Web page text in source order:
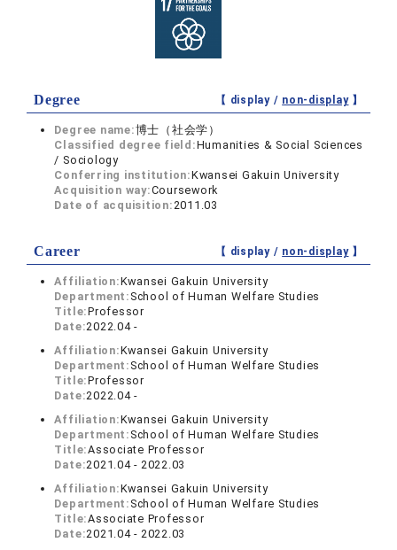
Degree 【 display / non-display】
Degree name:博士（社会学）
Classified degree field:Humanities & Social Sciences
/ Sociology
Conferring institution:Kwansei Gakuin University
Acquisition way:Coursework
Date of acquisition:2011.03
Career 【 display / non-display】
Affiliation:Kwansei Gakuin University
Department: School of Human Welfare Studies
Title:Professor
Date:2022.04 -
Affiliation:Kwansei Gakuin University
Department: School of Human Welfare Studies
Title:Professor
Date:2022.04 -
Affiliation:Kwansei Gakuin University
Department: School of Human Welfare Studies
Title:Associate Professor
Date:2021.04 - 2022.03
Affiliation:Kwansei Gakuin University
Department: School of Human Welfare Studies
Title:Associate Professor
Date:2021.04 - 2022.03